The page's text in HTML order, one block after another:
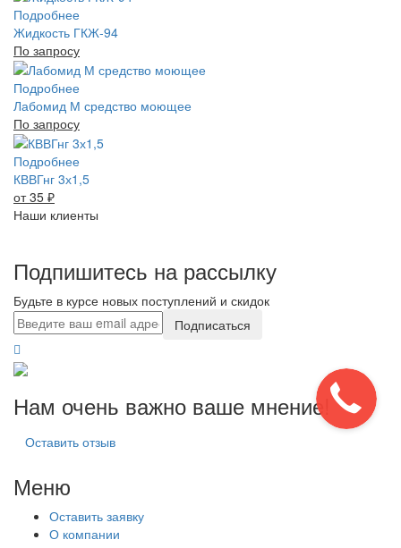
Подробнее
Жидкость ГКЖ-94
По запросу
Подробнее
Лабомид М средство моющее
По запросу
Подробнее
КВВГнг 3х1,5
от 35 ₽
Наши клиенты
Подпишитесь на рассылку
Будьте в курсе новых поступлений и скидок
Подписаться
Нам очень важно ваше мнение!
Оставить отзыв
Меню
Оставить заявку
О компании